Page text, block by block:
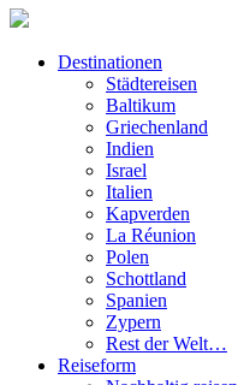
Destinationen
Städtereisen
Baltikum
Griechenland
Indien
Israel
Italien
Kapverden
La Réunion
Polen
Schottland
Spanien
Zypern
Rest der Welt…
Reiseform